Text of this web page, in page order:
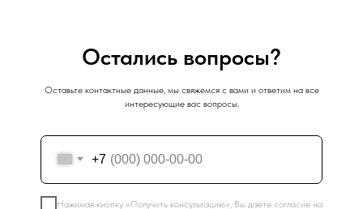
Остались вопросы?
Оставьте контактные данные, мы свяжемся с вами и ответим на все
интересующие вас вопросы.
+7
Нажимая кнопку «Получить консультацию», Вы даете согласие на